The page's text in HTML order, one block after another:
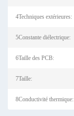
4Techniques extérieures:
5Constante diélectrique:
6Taille des PCB:
7Taille:
8Conductivité thermique: